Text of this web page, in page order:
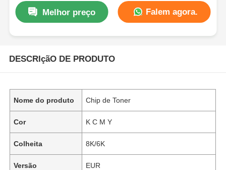
Melhor preço Falem agora.
DESCRIçãO DE PRODUTO
Nome do produto Chip de Toner
Cor K C M Y
Colheita 8K/6K
Versão EUR